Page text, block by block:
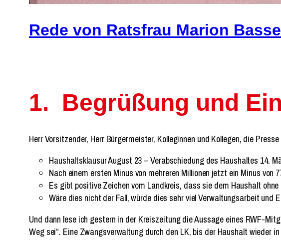
Rede von Ratsfrau Marion
1. Begrüßung und
Herr Vorsitzender, Herr Bürgermeister, Kolleginnen und Kollegen, die
Haushaltsklausur August 23 – Verabschiedung des Haushaltes 14.
Nach einem ersten Minus von mehreren Millionen jetzt ein Minus von
Es gibt positive Zeichen vom Landkreis, dass sie dem Haushalt
Wäre dies nicht der Fall, würde dies sehr viel Verwaltungsarbeit und
Und dann lese ich gestern in der Kreiszeitung die Aussage eines RWF-
Weg sei“. Eine Zwangsverwaltung durch den LK, bis der Haushalt wieder